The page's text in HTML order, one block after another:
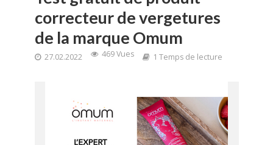
correcteur de vergetures
de la marque Omum
27.02.2022 469 Vues 1 Temps de lecture